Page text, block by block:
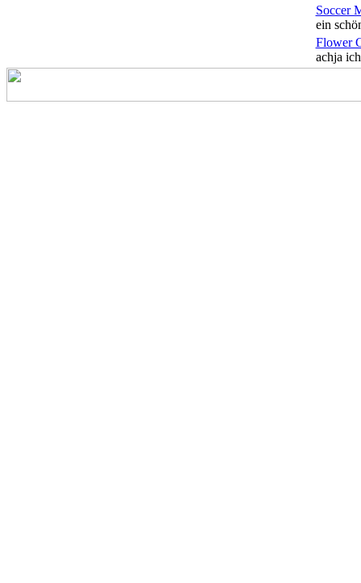
Soccer
ein
Flower
achja